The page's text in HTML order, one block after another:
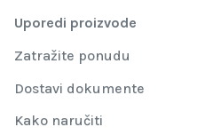
Uporedi proizvode
Zatražite ponudu
Dostavi dokumente
Kako naručiti